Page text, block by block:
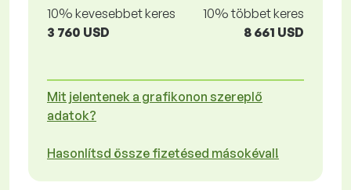
10% kevesebbet keres
3 760 USD
10% többet keres
8 661 USD
Mit jelentenek a grafikonon szereplő
adatok?
Hasonlítsd össze fizetésed másokéval!